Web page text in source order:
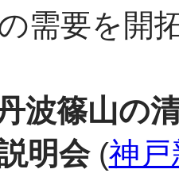
需要を開
篠山の
明会(神戸